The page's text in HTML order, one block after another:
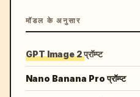
मॉडल के अनुसार
GPT Image 2 प्रॉम्प्ट
Nano Banana Pro प्रॉम्प्ट